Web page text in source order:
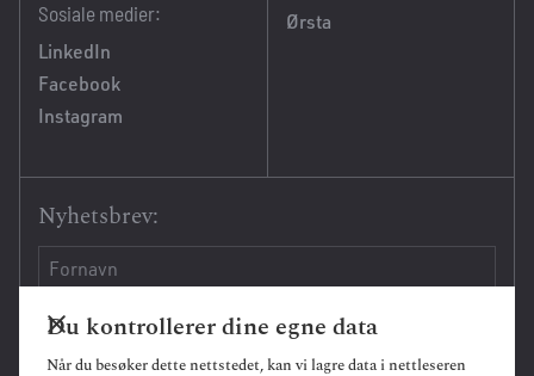
Sosiale medier:
LinkedIn
Facebook
Instagram
Ørsta
Nyhetsbrev:
Du kontrollerer dine egne data
Når du besøker dette nettstedet, kan vi lagre data i nettleseren